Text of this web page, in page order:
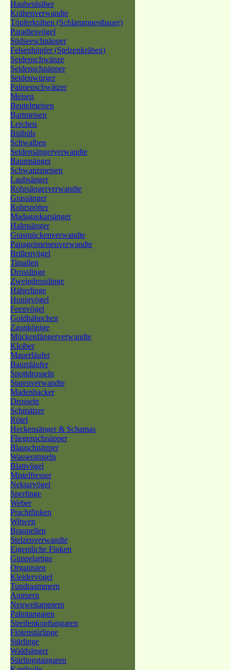
Haubenhäher
Krähenverwandte
Töpferkrähen (Schlammnestbauer)
Paradiesvögel
Südseeschnäpper
Felsenhüpfer (Stelzenkrähen)
Seidenschwänze
Seidenschnäpper
Seidenwürger
Palmenschwätzer
Meisen
Beutelmeisen
Bartmeisen
Lerchen
Bülbüls
Schwalben
Seidensängerverwandte
Baumsänger
Schwanzmeisen
Laubsänger
Rohrsängerverwandte
Grassänger
Rohrspötter
Madagaskarsänger
Halmsänger
Grasmückenverwandte
Papageimeisenverwandte
Brillenvögel
Timalien
Drosslinge
Zweigdrosslinge
Häherlinge
Honigvögel
Feenvögel
Goldhähnchen
Zaunkönige
Mückenfängerverwandte
Kleiber
Mauerläufer
Baumläufer
Spottdrosseln
Starenverwandte
Madenhacker
Drosseln
Schmätzer
Rötel
Heckensänger & Schamas
Fliegenschnäpper
Blauschnäpper
Wasseramseln
Blattvögel
Mistelfresser
Nektarvögel
Sperlinge
Weber
Prachtfinken
Witwen
Braunellen
Stelzenverwandte
Eigentliche Finken
Gimpelartige
Organisten
Kleidervögel
Tundraammern
Ammern
Neuweltammern
Palmtangaren
Streifenkopftangaren
Flötenstärlinge
Stärlinge
Waldsänger
Stärlingstangaren